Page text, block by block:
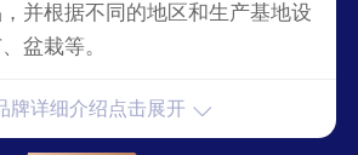
并根据不同的地区和生产基地设
盆栽等。
牌详细介绍点击展开